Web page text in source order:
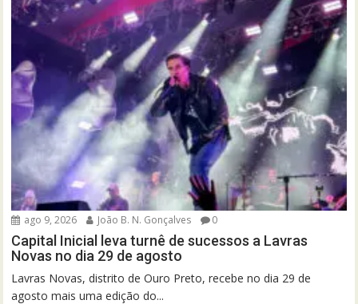
ago 9, 2026 João B. N. Gonçalves 0
Capital Inicial leva turnê de sucessos a Lavras
Novas no dia 29 de agosto
Lavras Novas, distrito de Ouro Preto, recebe no dia 29 de
agosto mais uma edição do...